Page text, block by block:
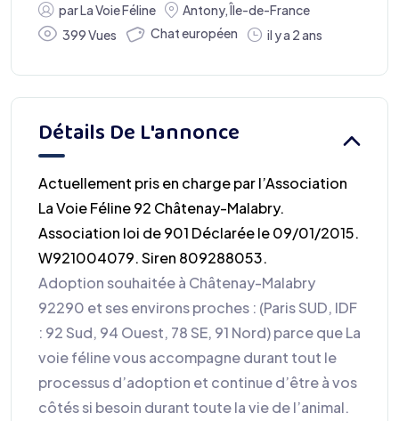
parLa Voie Féline Antony,Île-de-France
399 Vues
Chat européen il y a 2 ans
Détails De L'annonce
Actuellement pris en charge par l’Association
La Voie Féline 92 Châtenay-Malabry.
Association loi de 901 Déclarée le 09/01/2015.
W921004079. Siren 809288053.
Adoption souhaitée à Châtenay-Malabry
92290 et ses environs proches : (Paris SUD, IDF
: 92 Sud, 94 Ouest, 78 SE, 91 Nord) parce que La
voie féline vous accompagne durant tout le
processus d’adoption et continue d’être à vos
côtés si besoin durant toute la vie de l’animal.